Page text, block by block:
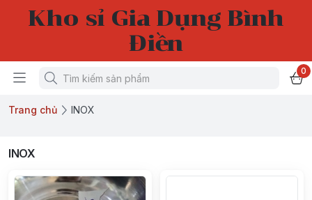
Kho sỉ Gia Dụng Bình
Điền
0
Trang chủ INOX
INOX